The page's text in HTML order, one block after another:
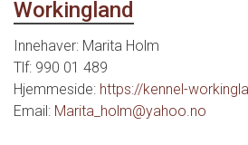
Workingland
Innehaver: Marita Holm
Tlf: 990 01 489
Hjemmeside: https://kennel-
Email: Marita_holm@yahoo.no